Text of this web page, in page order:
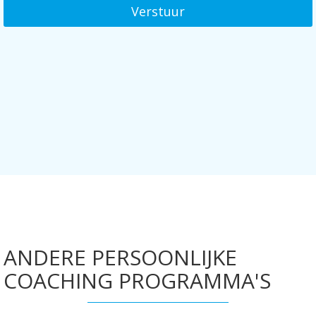
Verstuur
ANDERE PERSOONLIJKE
COACHING PROGRAMMA'S